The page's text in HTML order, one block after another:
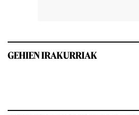
GEHIEN IRAKURRIAK